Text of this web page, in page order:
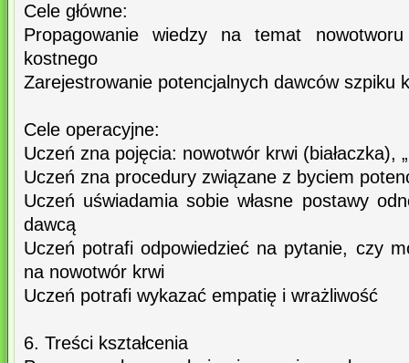
Cele główne:
Propagowanie wiedzy na temat
kostnego
Zarejestrowanie potencjalnych dawców szpiku
Cele operacyjne:
Uczeń zna pojęcia: nowotwór krwi (białaczka),
Uczeń zna procedury związane z byciem
Uczeń uświadamia sobie własne postawy
dawcą
Uczeń potrafi odpowiedzieć na pytanie, czy
na nowotwór krwi
Uczeń potrafi wykazać empatię i wrażliwość
6. Treści kształcenia